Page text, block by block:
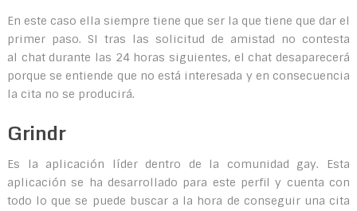
En este caso ella siempre tiene que ser la que tiene que dar el
primer paso. SI tras las solicitud de amistad no contesta
al chat durante las 24 horas siguientes, el chat desaparecerá
porque se entiende que no está interesada y en consecuencia
la cita no se producirá.
Grindr
Es la aplicación líder dentro de la comunidad gay. Esta
aplicación se ha desarrollado para este perfil y cuenta con
todo lo que se puede buscar a la hora de conseguir una cita